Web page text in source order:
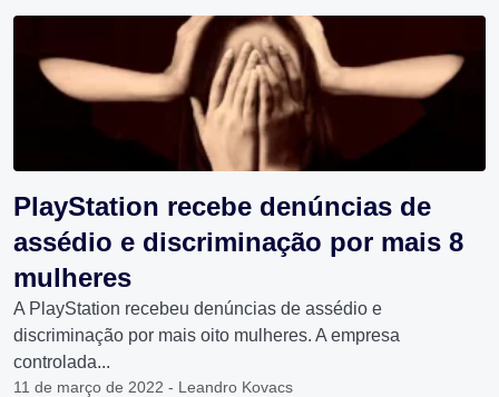
PlayStation recebe denúncias de
assédio e discriminação por mais 8
mulheres
A PlayStation recebeu denúncias de assédio e
discriminação por mais oito mulheres. A empresa
controlada...
11 de março de 2022 - Leandro Kovacs